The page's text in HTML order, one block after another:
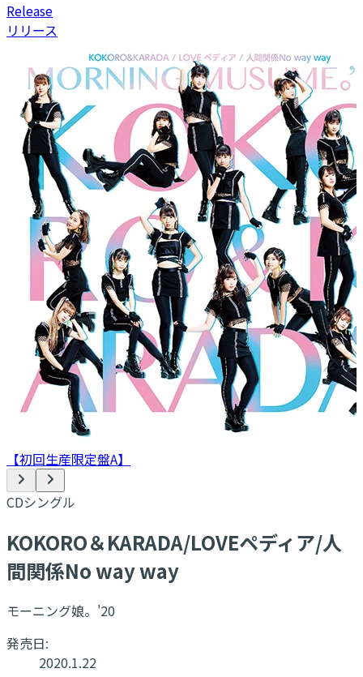
Release
リリース
【初回生産限定盤A】
CDシングル
KOKORO＆KARADA/LOVEペディア/人
間関係No way way
モーニング娘。'20
発売日:
2020.1.22